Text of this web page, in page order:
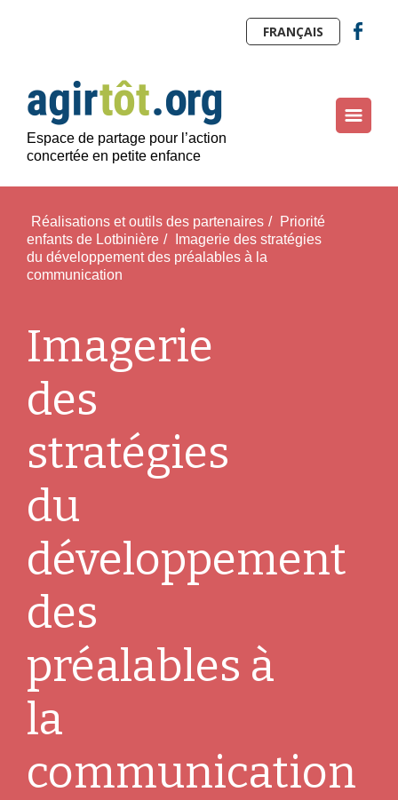
Espace de partage pour l’action
concertée en petite enfance
FRANÇAIS
Réalisations et outils des partenaires /
Priorité
enfants de Lotbinière /
Imagerie des stratégies
du développement des préalables à la
communication
Imagerie
des
stratégies
du
développement
des
préalables à
la
communication